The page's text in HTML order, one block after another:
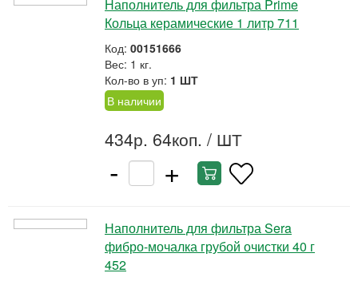
Наполнитель для фильтра Prime
Кольца керамические 1 литр 711
Код: 00151666
Вес: 1 кг.
Кол-во в уп: 1 ШТ
В наличии
434р. 64коп. / ШТ
- +
Наполнитель для фильтра Sera
фибро-мочалка грубой очистки 40 г
452